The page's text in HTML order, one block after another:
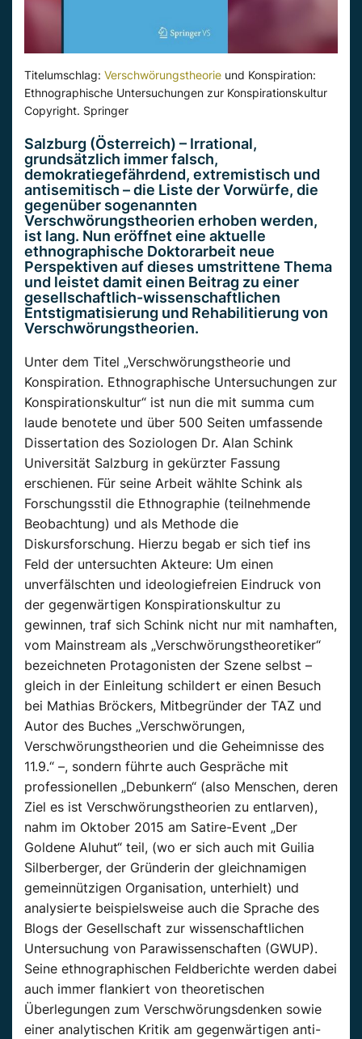
Titelumschlag: Verschwörungstheorie und Konspiration:
Ethnographische Untersuchungen zur Konspirationskultur
Copyright. Springer
Salzburg (Österreich) – Irrational,
grundsätzlich immer falsch,
demokratiegefährdend, extremistisch und
antisemitisch – die Liste der Vorwürfe, die
gegenüber sogenannten
Verschwörungstheorien erhoben werden,
ist lang. Nun eröffnet eine aktuelle
ethnographische Doktorarbeit neue
Perspektiven auf dieses umstrittene Thema
und leistet damit einen Beitrag zu einer
gesellschaftlich-wissenschaftlichen
Entstigmatisierung und Rehabilitierung von
Verschwörungstheorien.
Unter dem Titel „Verschwörungstheorie und
Konspiration. Ethnographische Untersuchungen zur
Konspirationskultur“ ist nun die mit summa cum
laude benotete und über 500 Seiten umfassende
Dissertation des Soziologen Dr. Alan Schink
Universität Salzburg in gekürzter Fassung
erschienen. Für seine Arbeit wählte Schink als
Forschungsstil die Ethnographie (teilnehmende
Beobachtung) und als Methode die
Diskursforschung. Hierzu begab er sich tief ins
Feld der untersuchten Akteure: Um einen
unverfälschten und ideologiefreien Eindruck von
der gegenwärtigen Konspirationskultur zu
gewinnen, traf sich Schink nicht nur mit namhaften,
vom Mainstream als „Verschwörungstheoretiker“
bezeichneten Protagonisten der Szene selbst –
gleich in der Einleitung schildert er einen Besuch
bei Mathias Bröckers, Mitbegründer der TAZ und
Autor des Buches „Verschwörungen,
Verschwörungstheorien und die Geheimnisse des
11.9.“ –, sondern führte auch Gespräche mit
professionellen „Debunkern“ (also Menschen, deren
Ziel es ist Verschwörungstheorien zu entlarven),
nahm im Oktober 2015 am Satire-Event „Der
Goldene Aluhut“ teil, (wo er sich auch mit Guilia
Silberberger, der Gründerin der gleichnamigen
gemeinnützigen Organisation, unterhielt) und
analysierte beispielsweise auch die Sprache des
Blogs der Gesellschaft zur wissenschaftlichen
Untersuchung von Parawissenschaften (GWUP).
Seine ethnographischen Feldberichte werden dabei
auch immer flankiert von theoretischen
Überlegungen zum Verschwörungsdenken sowie
einer analytischen Kritik am gegenwärtigen anti-